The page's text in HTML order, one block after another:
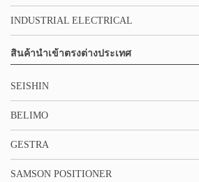
INDUSTRIAL ELECTRICAL
สินค้านำเข้าตรงต่างประเทศ
SEISHIN
BELIMO
GESTRA
SAMSON POSITIONER